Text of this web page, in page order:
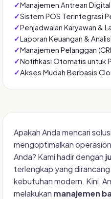
Manajemen Antrean
Sistem POS Terintegrasi
Penjadwalan Karyawan &
Laporan Keuangan &
Manajemen Pelanggan
Notifikasi Otomatis untuk
Akses Mudah Berbasis
Apakah Anda mencari
mengoptimalkan
Anda? Kami hadir dengan
terlengkap yang
kebutuhan modern. Kini,
melakukan manajemen